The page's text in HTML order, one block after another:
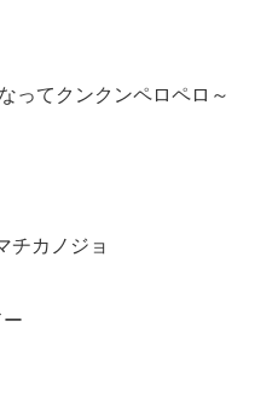
ってクンクンペロペロ～
チカノジョ